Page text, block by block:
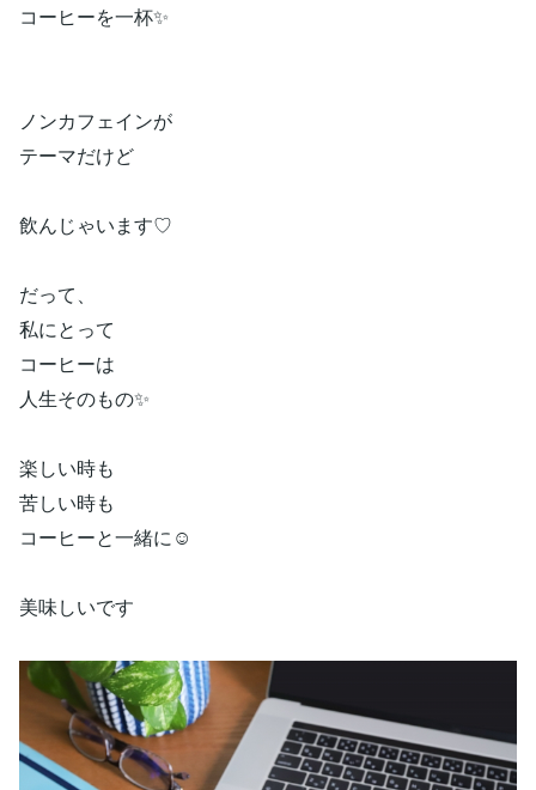
コーヒーを一杯✨
ノンカフェインが
テーマだけど
飲んじゃいます♡
だって、
私にとって
コーヒーは
人生そのもの✨
楽しい時も
苦しい時も
コーヒーと一緒に☺️
美味しいです